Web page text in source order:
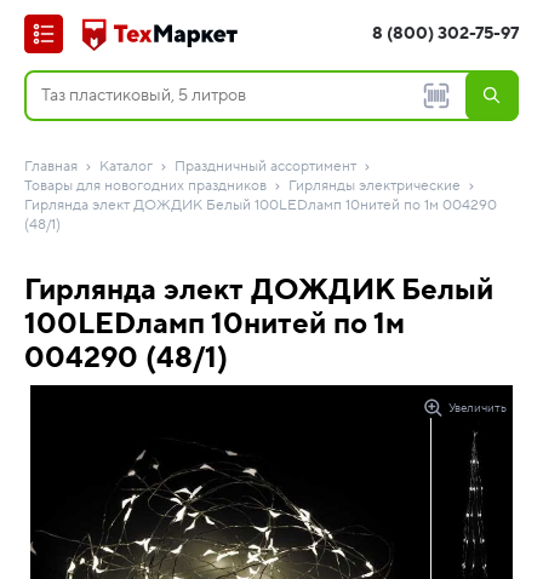
8 (800) 302-75-97
Главная Каталог
Праздничный ассортимент
Товары для новогодних праздников
Гирлянды электрические
Гирлянда элект ДОЖДИК Белый 100LEDламп 10нитей по 1м 004290
(48/1)
Гирлянда элект ДОЖДИК Белый
100LEDламп 10нитей по 1м
004290 (48/1)
Увеличить